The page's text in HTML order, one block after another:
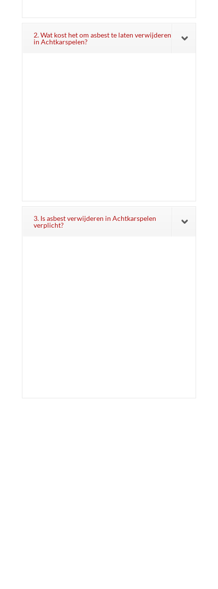
2. Wat kost het om asbest te laten verwijderen
in Achtkarspelen?
3. Is asbest verwijderen in Achtkarspelen
verplicht?